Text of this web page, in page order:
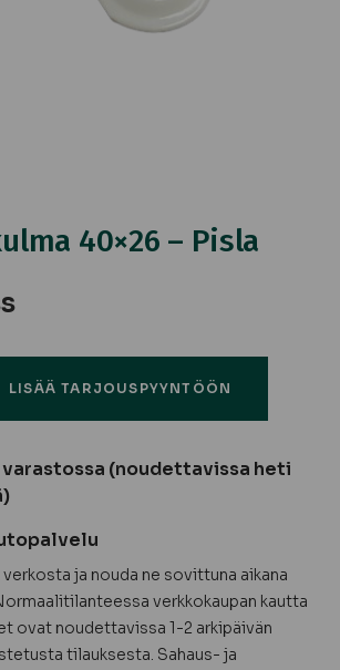
40×26 – Pisla
LISÄÄ TARJOUSPYYNTÖÖN
(noudettavissa heti
ja nouda ne sovittuna aikana
verkkokaupan kautta
ovat noudettavissa 1-2 arkipäivän
tilauksesta. Sahaus- ja